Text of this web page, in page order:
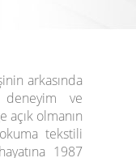
arkasında
deneyim ve
olmanın
tekstili
1987